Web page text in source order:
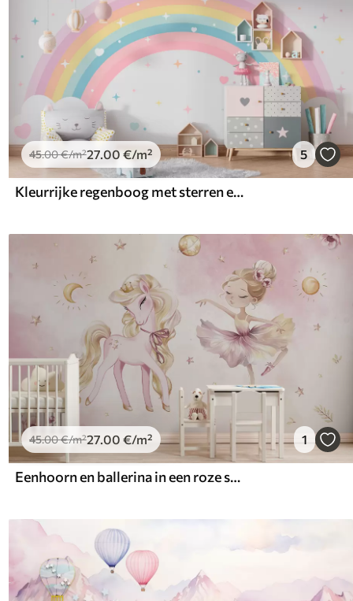
45.00€/m²27.00 €/m² 5
Kleurrijke regenboog met sterren en harten Scandinavische stijl
45.00€/m²27.00 €/m² 1
Eenhoorn en ballerina in een roze sprookje, kinderverhaal